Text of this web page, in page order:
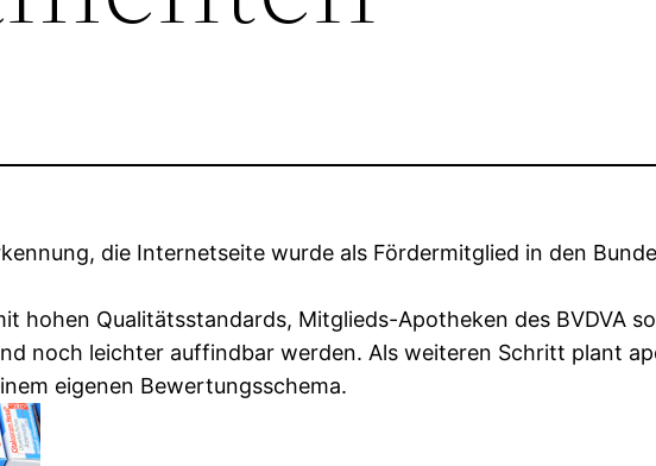
die Internetseite wurde als Fördermitglied in den
hohen Qualitätsstandards, Mitglieds-Apotheken des BVDVA
noch leichter auffindbar werden. Als weiteren Schritt plant
eigenen Bewertungsschema.